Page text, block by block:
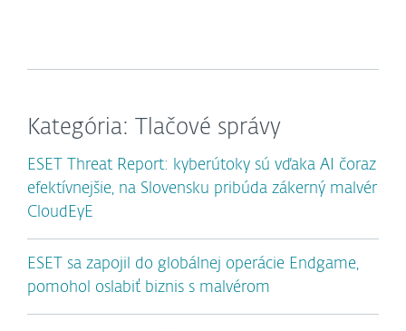
Kategória: Tlačové správy
ESET Threat Report: kyberútoky sú vďaka AI čoraz
efektívnejšie, na Slovensku pribúda zákerný malvér
CloudEyE
ESET sa zapojil do globálnej operácie Endgame,
pomohol oslabiť biznis s malvérom